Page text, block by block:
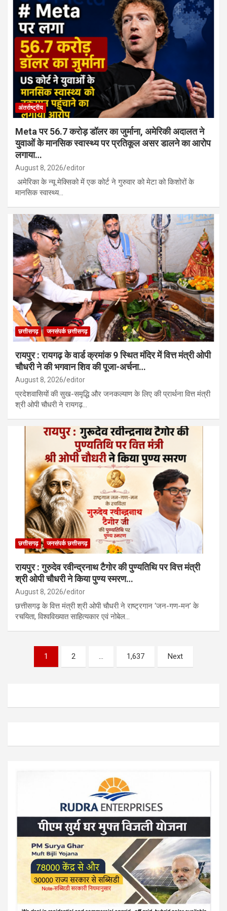
अंतर्राष्ट्रीय
Meta पर 56.7 करोड़ डॉलर का जुर्माना, अमेरिकी अदालत ने
युवाओं के मानसिक स्वास्थ्य पर प्रतिकूल असर डालने का आरोप
लगाया…
August 8, 2026 editor
अमेरिका के न्यू मेक्सिको में एक कोर्ट ने गुरुवार को मेटा को किशोरों के
मानसिक स्वास्थ्य…
छत्तीसगढ़ जनसंपर्क छत्तीसगढ़
रायपुर : रायगढ़ के वार्ड क्रमांक 9 स्थित मंदिर में वित्त मंत्री ओपी
चौधरी ने की भगवान शिव की पूजा-अर्चना…
August 8, 2026 editor
प्रदेशवासियों की सुख-समृद्धि और जनकल्याण के लिए की प्रार्थना वित्त मंत्री
श्री ओपी चौधरी ने रायगढ़…
छत्तीसगढ़ जनसंपर्क छत्तीसगढ़
रायपुर : गुरुदेव रवीन्द्रनाथ टैगोर की पुण्यतिथि पर वित्त मंत्री
श्री ओपी चौधरी ने किया पुण्य स्मरण…
August 8, 2026 editor
छत्तीसगढ़ के वित्त मंत्री श्री ओपी चौधरी ने राष्ट्रगान ‘जन-गण-मन’ के
रचयिता, विश्वविख्यात साहित्यकार एवं नोबेल…
pagination
1 2 … 1,637 Next